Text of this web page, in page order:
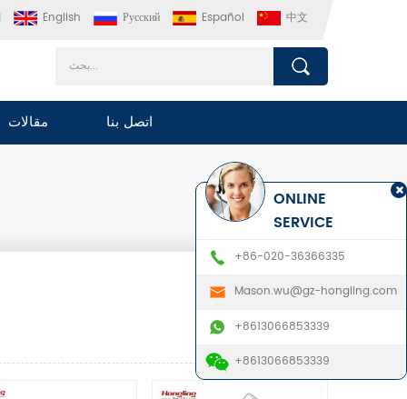
English Русский Español 中文
مقالات اتصل بنا
ONLINE
SERVICE
+86-020-36366335
Mason.wu@gz-hongling.com
+8613066853339
+8613066853339